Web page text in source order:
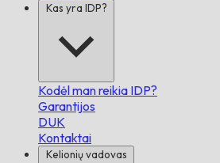
Kas yra IDP?
Kodėl man reikia IDP?
Garantijos
DUK
Kontaktai
Kelionių vadovas